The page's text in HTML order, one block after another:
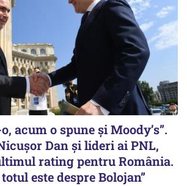
acum o spune și Moody’s”.
Dan și lideri ai PNL,
rating pentru România.
este despre Bolojan”